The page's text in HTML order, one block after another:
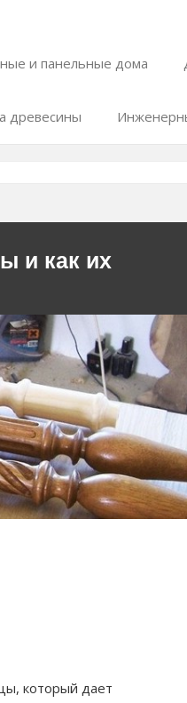
и панельные дома
древесины
и как их
который дает